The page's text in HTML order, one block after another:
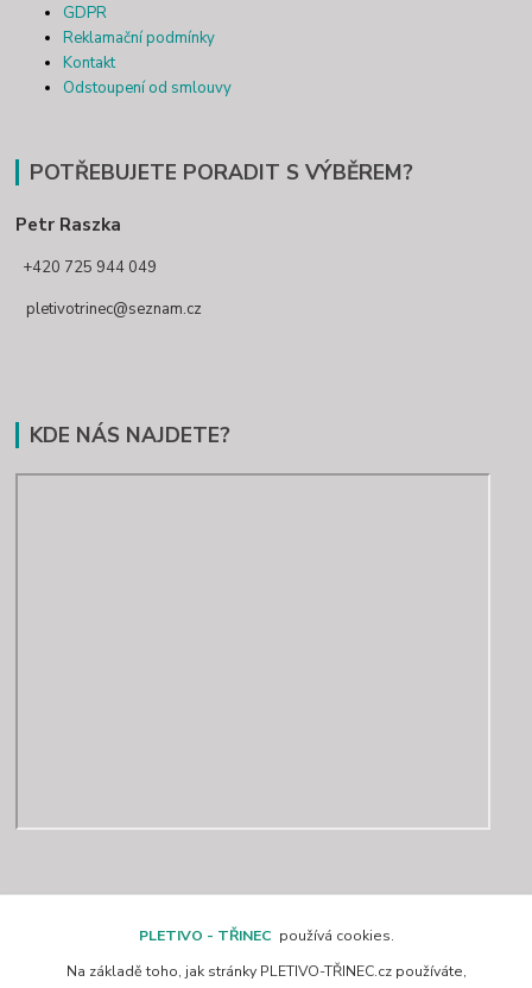
GDPR
Reklamační podmínky
Kontakt
Odstoupení od smlouvy
POTŘEBUJETE PORADIT S VÝBĚREM?
Petr Raszka
+420 725 944 049
pletivotrinec@seznam.cz
KDE NÁS NAJDETE?
PLETIVO - TŘINEC používá cookies.
Na základě toho, jak stránky PLETIVO-TŘINEC.cz používáte,